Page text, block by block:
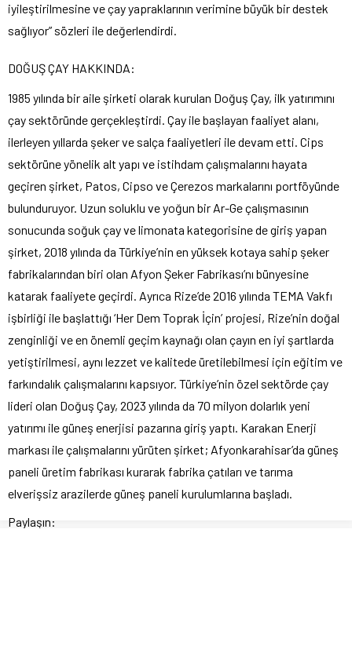
iyileştirilmesine ve çay yapraklarının verimine büyük bir destek
sağlıyor” sözleri ile değerlendirdi.
DOĞUŞ ÇAY HAKKINDA:
1985 yılında bir aile şirketi olarak kurulan Doğuş Çay, ilk yatırımını
çay sektöründe gerçekleştirdi. Çay ile başlayan faaliyet alanı,
ilerleyen yıllarda şeker ve salça faaliyetleri ile devam etti. Cips
sektörüne yönelik alt yapı ve istihdam çalışmalarını hayata
geçiren şirket, Patos, Cipso ve Çerezos markalarını portföyünde
bulunduruyor. Uzun soluklu ve yoğun bir Ar-Ge çalışmasının
sonucunda soğuk çay ve limonata kategorisine de giriş yapan
şirket, 2018 yılında da Türkiye’nin en yüksek kotaya sahip şeker
fabrikalarından biri olan Afyon Şeker Fabrikası’nı bünyesine
katarak faaliyete geçirdi. Ayrıca Rize’de 2016 yılında TEMA Vakfı
işbirliği ile başlattığı ‘Her Dem Toprak İçin’ projesi, Rize’nin doğal
zenginliği ve en önemli geçim kaynağı olan çayın en iyi şartlarda
yetiştirilmesi, aynı lezzet ve kalitede üretilebilmesi için eğitim ve
farkındalık çalışmalarını kapsıyor. Türkiye’nin özel sektörde çay
lideri olan Doğuş Çay, 2023 yılında da 70 milyon dolarlık yeni
yatırımı ile güneş enerjisi pazarına giriş yaptı. Karakan Enerji
markası ile çalışmalarını yürüten şirket; Afyonkarahisar’da güneş
paneli üretim fabrikası kurarak fabrika çatıları ve tarıma
elverişsiz arazilerde güneş paneli kurulumlarına başladı.
Paylaşın: